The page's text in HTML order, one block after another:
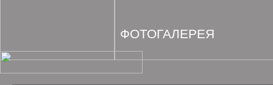
ФОТОГАЛЕРЕЯ